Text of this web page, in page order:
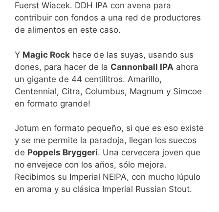
Fuerst Wiacek. DDH IPA con avena para
contribuir con fondos a una red de productores
de alimentos en este caso.
Y Magic Rock hace de las suyas, usando sus
dones, para hacer de la Cannonball IPA ahora
un gigante de 44 centilitros. Amarillo,
Centennial, Citra, Columbus, Magnum y Simcoe
en formato grande!
Jotum en formato pequeño, si que es eso existe
y se me permite la paradoja, llegan los suecos
de Poppels Bryggeri. Una cervecera joven que
no envejece con los años, sólo mejora.
Recibimos su Imperial NEIPA, con mucho lúpulo
en aroma y su clásica Imperial Russian Stout.